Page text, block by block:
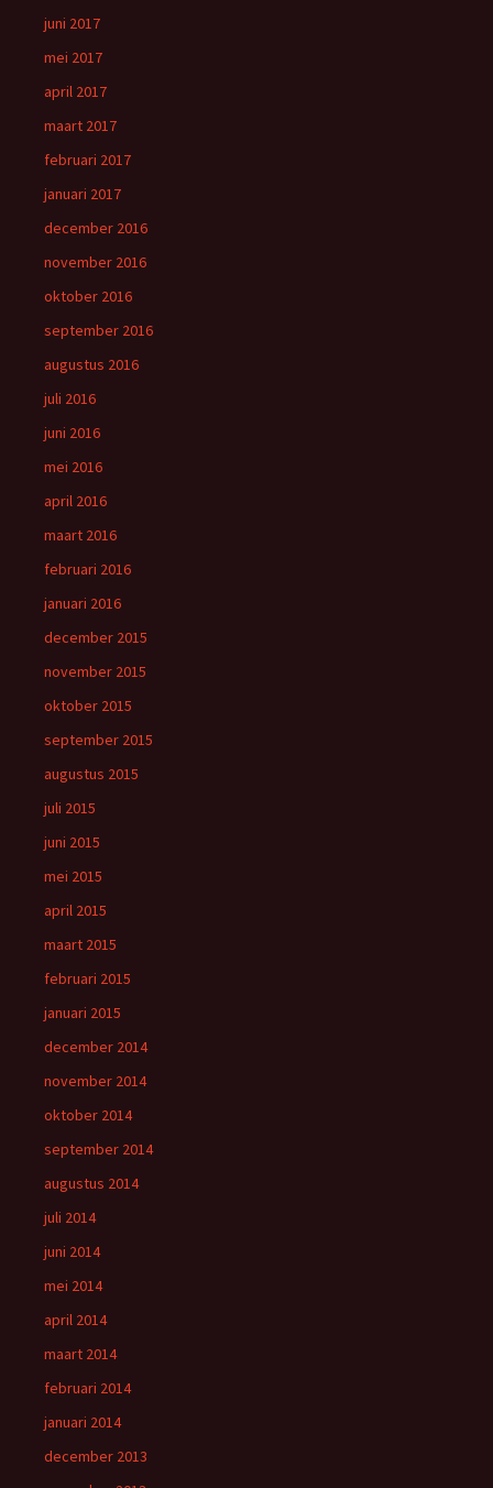
juni 2017
mei 2017
april 2017
maart 2017
februari 2017
januari 2017
december 2016
november 2016
oktober 2016
september 2016
augustus 2016
juli 2016
juni 2016
mei 2016
april 2016
maart 2016
februari 2016
januari 2016
december 2015
november 2015
oktober 2015
september 2015
augustus 2015
juli 2015
juni 2015
mei 2015
april 2015
maart 2015
februari 2015
januari 2015
december 2014
november 2014
oktober 2014
september 2014
augustus 2014
juli 2014
juni 2014
mei 2014
april 2014
maart 2014
februari 2014
januari 2014
december 2013